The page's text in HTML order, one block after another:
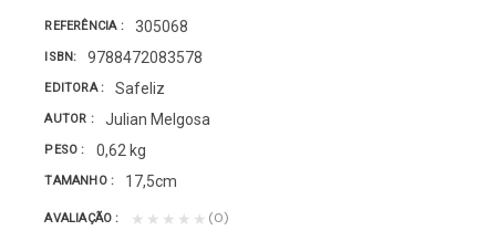
REFERÊNCIA 305068
ISBN 9788472083578
EDITORA Safeliz
AUTOR Julian Melgosa
PESO 0,62 kg
TAMANHO 17,5cm
AVALIAÇÃO ★★★★★ (0)